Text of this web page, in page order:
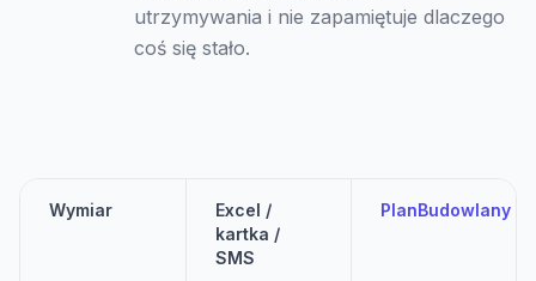
utrzymywania i nie zapamiętuje dlaczego
coś się stało.
Wymiar
Excel /
kartka /
SMS
PlanBudowlany